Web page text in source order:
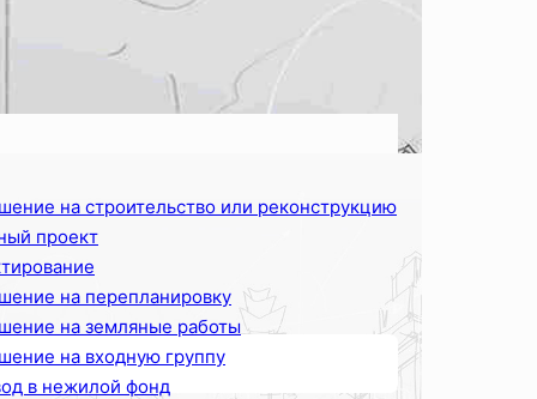
на строительство или реконструкцию
проект
на перепланировку
на земляные работы
на входную группу
в нежилой фонд